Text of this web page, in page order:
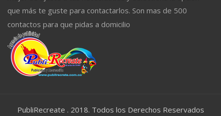
que más te guste para contactarlos. Son mas de 500
contactos para que pidas a domicilio
PubliRecreate . 2018. Todos los Derechos Reservados